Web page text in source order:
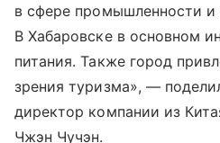
в сфере промышленности и
В Хабаровске в основном
питания. Также город
зрения туризма», —
директор компании из
Чжэн Чучэн.